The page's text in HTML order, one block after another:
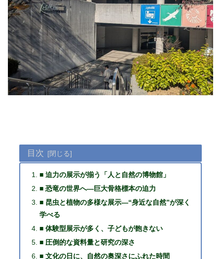
目次
■ 迫力の展示が揃う「人と自然の博物館」
■ 恐竜の世界へ—巨大骨格標本の迫力
■ 昆虫と植物の多様な展示—“身近な自然”が深く
学べる
■ 体験型展示が多く、子どもが飽きない
■ 圧倒的な資料量と研究の深さ
■ 文化の日に、自然の奥深さにふれた時間